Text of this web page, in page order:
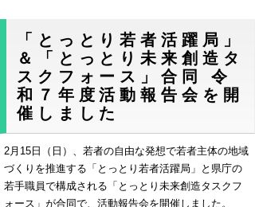
「とっとり若者活躍局」
＆「とっとり未来創造タ
スクフォース」合同 令
和７年度活動報告会を開
催しました
2月15日（日）、 若者の自由な発想で若者主体の地域
づくりを推進する「とっとり若者活躍局」と県庁の
若手職員で構成される「とっとり未来創造タスクフ
ォース」が合同で、活動報告会を開催しました。